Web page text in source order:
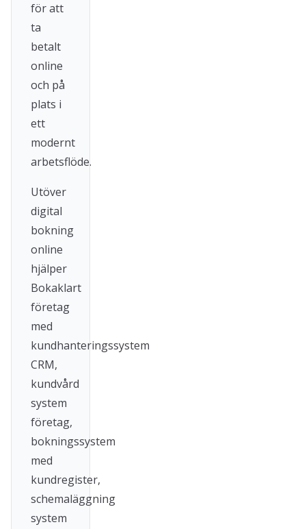
för att
ta
betalt
online
och på
plats i
ett
modernt
arbetsflöde.
Utöver
digital
bokning
online
hjälper
Bokaklart
företag
med
kundhanteringssystem
CRM,
kundvård
system
företag,
bokningssystem
med
kundregister,
schemaläggning
system